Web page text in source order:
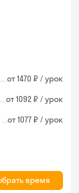
от 1470 ₽ / урок
от 1092 ₽ / урок
от 1077 ₽ / урок
время